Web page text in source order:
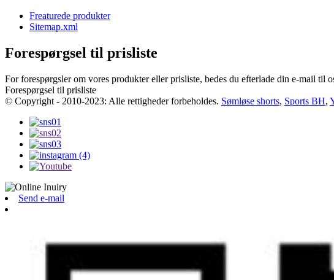
Freaturede produkter
Sitemap.xml
Forespørgsel til prisliste
For forespørgsler om vores produkter eller prisliste, bedes du efterlade din e-mail til
Forespørgsel til prisliste
© Copyright - 2010-2023: Alle rettigheder forbeholdes. Sømløse shorts, Sports BH,
Send e-mail